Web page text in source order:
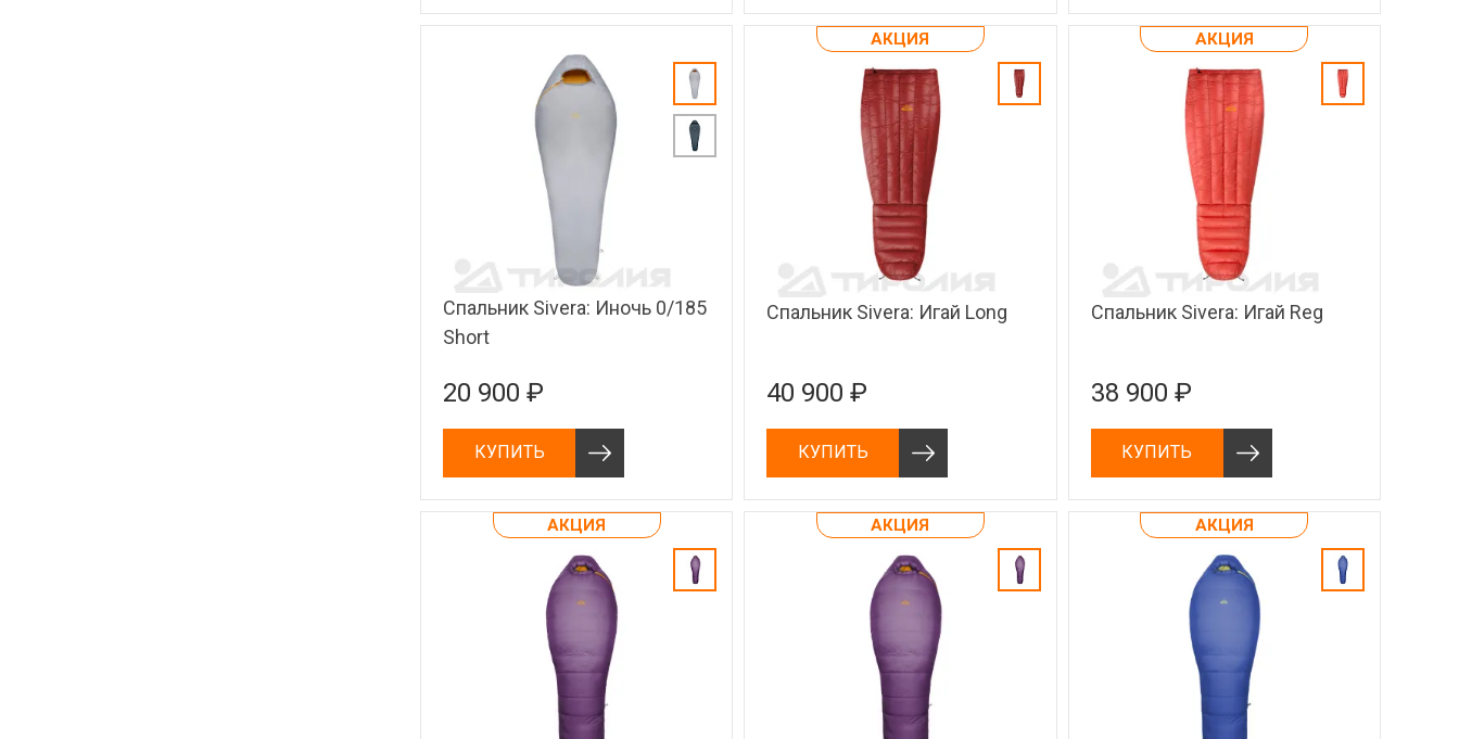
Спальник Sivera: Иночь 0/185
Short
20 900 ₽
КУПИТЬ
АКЦИЯ
Спальник Sivera: Игай Long
40 900 ₽
КУПИТЬ
АКЦИЯ
Спальник Sivera: Игай Reg
38 900 ₽
КУПИТЬ
АКЦИЯ АКЦИЯ АКЦИЯ